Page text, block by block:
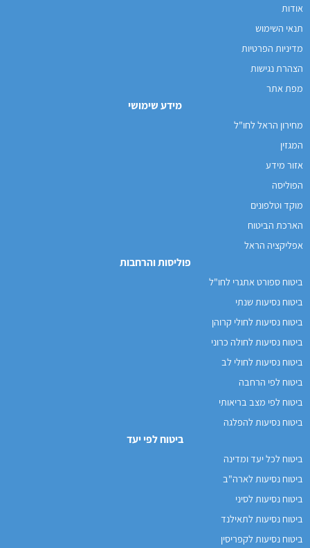
אודות
תנאי השימוש
מדיניות הפרטיות
הצהרת נגישות
מפת אתר
מידע שימושי
מחירון הראל לחו"ל
המגזין
אזור מידע
הפוליסה
מוקד וטלפונים
הארכת הביטוח
אפליקציה הראל
פוליסות והרחבות
ביטוח ספורט אתגרי לחו"ל
ביטוח נסיעות שנתי
ביטוח נסיעות לחולי קרוהן
ביטוח נסיעות לחולה כרוני
ביטוח נסיעות לחולי לב
ביטוח לפי הרחבה
ביטוח לפי מצב בריאותי
ביטוח נסיעות להפלגה
ביטוח לפי יעד
ביטוח לכל יעד ומדינה
ביטוח נסיעות לארה"ב
ביטוח נסיעות לסיני
ביטוח נסיעות לתאילנד
ביטוח נסיעות לקפריסין